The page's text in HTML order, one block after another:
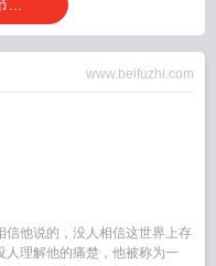
www.beifuzhi.com
信他说的，没人相信这世界上存
人理解他的痛楚，他被称为一